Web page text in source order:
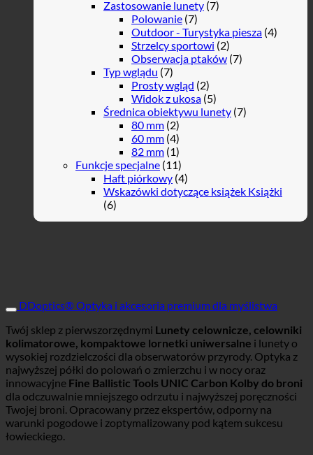
Zastosowanie lunety (7)
Polowanie (7)
Outdoor - Turystyka piesza (4)
Strzelcy sportowi (2)
Obserwacja ptaków (7)
Typ wglądu (7)
Prosty wgląd (2)
Widok z ukosa (5)
Średnica obiektywu lunety (7)
80 mm (2)
60 mm (4)
82 mm (1)
Funkcje specjalne (11)
Haft piórkowy (4)
Wskazówki dotyczące książek Książki
(6)
DDoptics® Optyka i akcesoria premium dla myślistwa
Twój sklep z pierwszorzędnymi Lunety celownicze, celowniki
kolimatorowe, kompaktowe lornetki uniwersalne i lunety o
wysokiej rozdzielczości dla obserwatorów przyrody. Optyka z
najwyższej półki do polowań o zmierzchu i w nocy oraz
innowacyjne Fine Ballistic Tools UNIC Carbon Kolby do broni
dla odczuwalnie mniejszego odrzutu i najwyższej poręczności
Twojej broni. Opracowany przez ekspertów, odporny na
warunki pogodowe i zoptymalizowany pod kątem sukcesu
łowieckiego.